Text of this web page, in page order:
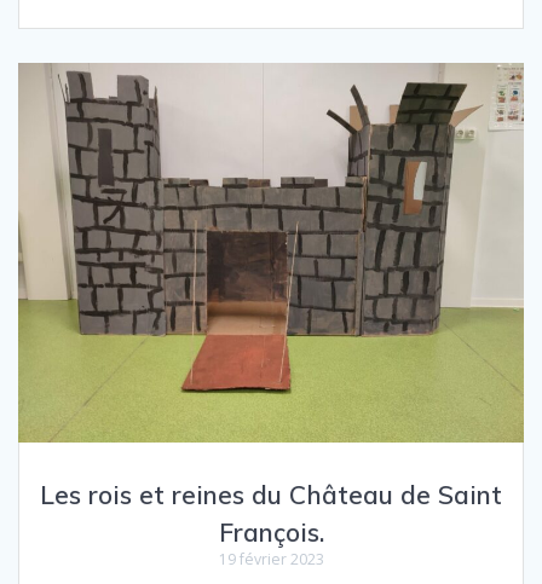
Les rois et reines du Château de Saint
François.
19 février 2023